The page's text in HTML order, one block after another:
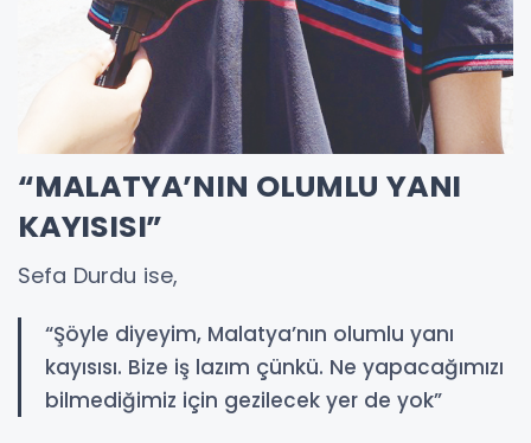
“MALATYA’NIN OLUMLU YANI
KAYISISI”
Sefa Durdu ise,
“Şöyle diyeyim, Malatya’nın olumlu yanı
kayısısı. Bize iş lazım çünkü. Ne yapacağımızı
bilmediğimiz için gezilecek yer de yok”